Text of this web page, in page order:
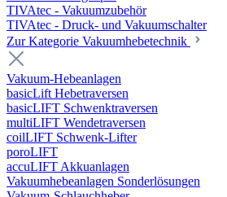
TIVAtec - Vakuumzubehör
TIVAtec - Druck- und Vakuumschalter
Zur Kategorie Vakuumhebetechnik
Vakuum-Hebeanlagen
basicLift Hebetraversen
basicLIFT Schwenktraversen
multiLIFT Wendetraversen
coilLIFT Schwenk-Lifter
poroLIFT
accuLIFT Akkuanlagen
Vakuumhebeanlagen Sonderlösungen